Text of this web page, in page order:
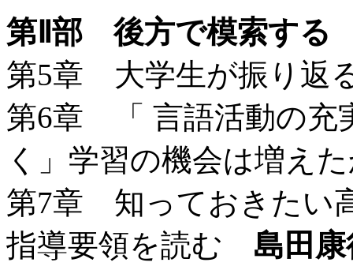
第Ⅱ部 後方で模索する
第5章 大学生が振り返
第6章 「 言語活動の充
く」学習の機会は増え
第7章 知っておきたい
指導要領を読む 島田康